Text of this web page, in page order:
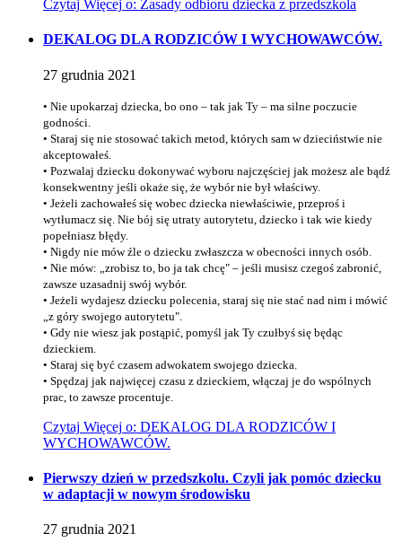
Czytaj Więcej o: Zasady odbioru dziecka z przedszkola
DEKALOG DLA RODZICÓW I WYCHOWAWCÓW.
27 grudnia 2021
• Nie upokarzaj dziecka, bo ono – tak jak Ty – ma silne poczucie
godności.
• Staraj się nie stosować takich metod, których sam w dzieciństwie nie
akceptowałeś.
• Pozwalaj dziecku dokonywać wyboru najczęściej jak możesz ale bądź
konsekwentny jeśli okaże się, że wybór nie był właściwy.
• Jeżeli zachowałeś się wobec dziecka niewłaściwie, przeproś i
wytłumacz się. Nie bój się utraty autorytetu, dziecko i tak wie kiedy
popełniasz błędy.
• Nigdy nie mów źle o dziecku zwłaszcza w obecności innych osób.
• Nie mów: „zrobisz to, bo ja tak chcę" – jeśli musisz czegoś zabronić,
zawsze uzasadnij swój wybór.
• Jeżeli wydajesz dziecku polecenia, staraj się nie stać nad nim i mówić
„z góry swojego autorytetu".
• Gdy nie wiesz jak postąpić, pomyśl jak Ty czułbyś się będąc
dzieckiem.
• Staraj się być czasem adwokatem swojego dziecka.
• Spędzaj jak najwięcej czasu z dzieckiem, włączaj je do wspólnych
prac, to zawsze procentuje.
Czytaj Więcej o: DEKALOG DLA RODZICÓW I
WYCHOWAWCÓW.
Pierwszy dzień w przedszkolu. Czyli jak pomóc dziecku
w adaptacji w nowym środowisku
27 grudnia 2021